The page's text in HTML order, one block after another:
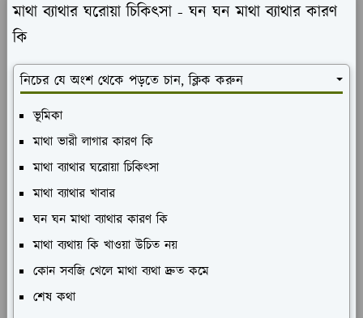
মাথা ব্যাথার ঘরোয়া চিকিৎসা - ঘন ঘন মাথা ব্যাথার কারণ
কি
নিচের যে অংশ থেকে পড়তে চান, ক্লিক করুন
ভূমিকা
মাথা ভারী লাগার কারণ কি
মাথা ব্যাথার ঘরোয়া চিকিৎসা
মাথা ব্যাথার খাবার
ঘন ঘন মাথা ব্যাথার কারণ কি
মাথা ব্যথায় কি খাওয়া উচিত নয়
কোন সবজি খেলে মাথা ব্যথা দ্রুত কমে
শেষ কথা